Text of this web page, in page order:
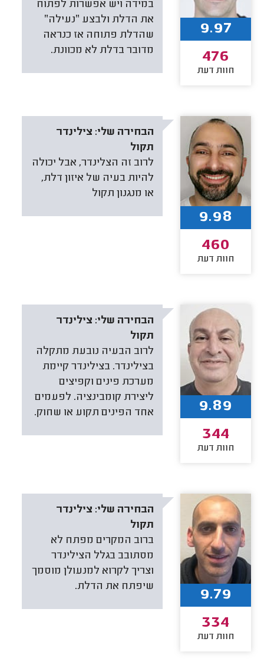
במידה ויש אפשרות לפתוח
את הדלת ולבצע ״נעילה״
שהדלת פתוחה אז כנראה
מדובר בדלת לא מכוונת.
9.97
476
חוות דעת
הבחירה שלי: צילינדר
תקול
לרוב זה הצלינדר, אבל יכולה
להיות בעיה של איזון דלת,
או מנגנון תקול
9.98
460
חוות דעת
הבחירה שלי: צילינדר
תקול
לרוב הבעיה נובעת מתקלה
בצילינדר. בצילינדר קיימת
מערכת פינים וקפיצים
ליצירת קומבינציה. לפעמים
אחד הפינים תקוע או שחוק.
9.89
344
חוות דעת
הבחירה שלי: צילינדר
תקול
ברוב המקרים מפתח לא
מסתובב בגלל הצילינדר
וצריך לקרוא למנעולן מוסמך
שיפתח את הדלת.
9.79
334
חוות דעת